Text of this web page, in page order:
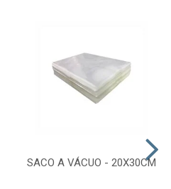
SACO A VÁCUO - 20X30CM